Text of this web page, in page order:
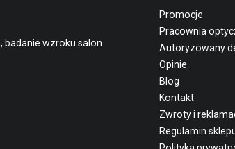
badanie wzroku salon
Promocje
Pracownia
Autoryzowany
Opinie
Blog
Kontakt
Zwroty i
Regulamin